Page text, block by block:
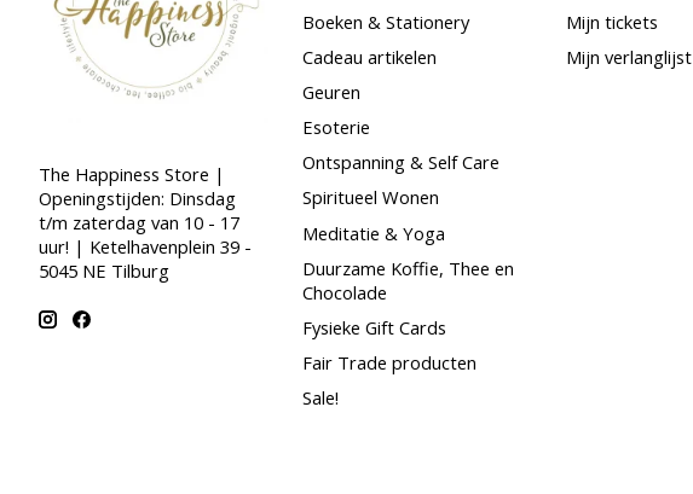
The Happiness Store |
Openingstijden: Dinsdag
t/m zaterdag van 10 - 17
uur! | Ketelhavenplein 39 -
5045 NE Tilburg
Boeken & Stationery
Cadeau artikelen
Geuren
Esoterie
Ontspanning & Self Care
Spiritueel Wonen
Meditatie & Yoga
Duurzame Koffie, Thee en
Chocolade
Fysieke Gift Cards
Fair Trade producten
Sale!
Mijn tickets
Mijn verlanglijst